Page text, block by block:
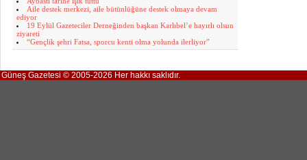
Aile destek merkezi, aile bütünlüğüne destek olmaya devam
ediyor
19 Eylül Gazeteciler Derneğinden başkan Karlıbel’e hayırlı olsun
ziyareti
“Gençlik şehri Fatsa, sporcu kenti olma yolunda ilerliyor”
Güneş Gazetesi © 2005-2026 Her hakkı saklıdır.